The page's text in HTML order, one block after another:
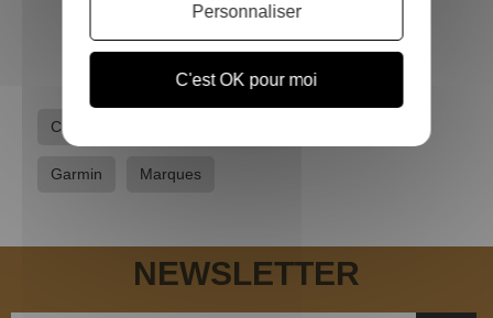
74,95 €
Chiens
Garmin Marques
NEWSLETTER
C'est OK pour moi
Personnaliser